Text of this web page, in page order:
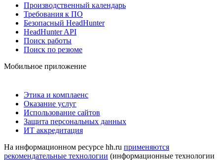
Производственный календарь
Требования к ПО
Безопасный HeadHunter
HeadHunter API
Поиск работы
Поиск по резюме
Мобильное приложение
Этика и комплаенс
Оказание услуг
Использование сайтов
Защита персональных данных
ИТ аккредитация
На информационном ресурсе hh.ru применяются
рекомендательные технологии (информационные технологии